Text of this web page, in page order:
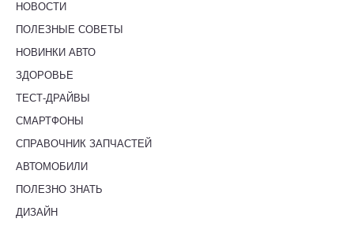
НОВОСТИ
ПОЛЕЗНЫЕ СОВЕТЫ
НОВИНКИ АВТО
ЗДОРОВЬЕ
ТЕСТ-ДРАЙВЫ
СМАРТФОНЫ
СПРАВОЧНИК ЗАПЧАСТЕЙ
АВТОМОБИЛИ
ПОЛЕЗНО ЗНАТЬ
ДИЗАЙН